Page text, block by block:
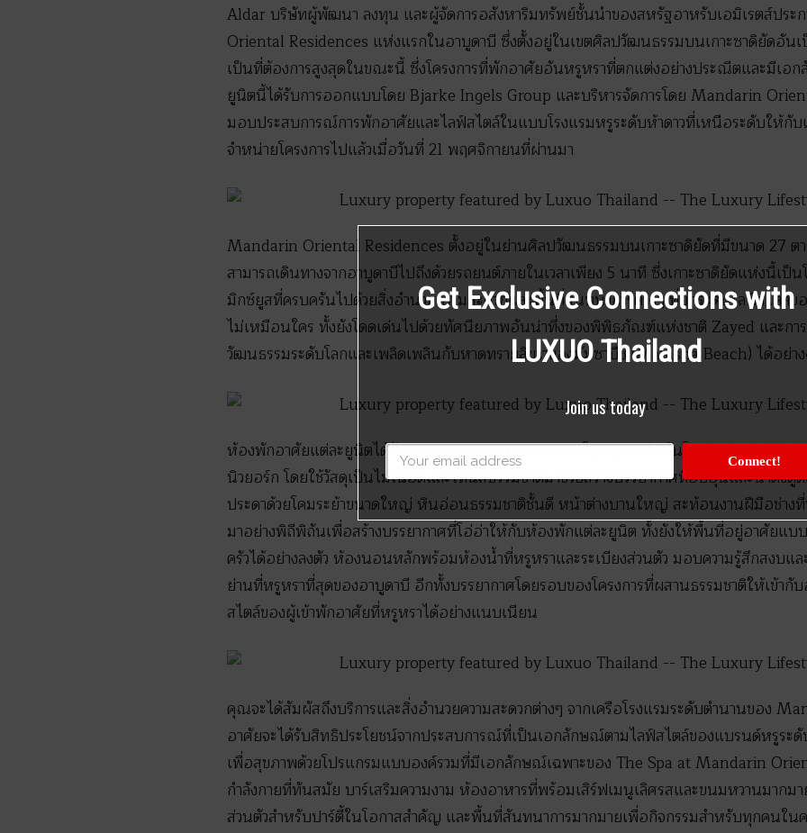
Aldar บริษัทผู้พัฒนา ลงทุน และผู้จัดการอสังหาริมทรัพย์ชั้นนำของสหรัฐอาหรับเอมิเรตส์ประ
Oriental Residences แห่งแรกในอาบูดาบี ซึ่งตั้งอยู่ในเขตศิลปวัฒนธรรมบนเกาะซาดิยัดอัน
เป็นที่ต้องการสูงสุดในขณะนี้ ซึ่งโครงการที่พักอาศัยอันหรูหราที่ตกแต่งอย่างประณีตและมีเอ
ยูนิตนี้ได้รับการออกแบบโดย Bjarke Ingels Group และบริหารจัดการโดย Mandarin
มอบประสบการณ์การพักอาศัยและไลฟ์สไตล์ในแบบโรงแรมหรูระดับห้าดาวที่เหนือระดับให้กับ
จำหน่ายโครงการไปแล้วเมื่อวันที่ 21 พฤศจิกายนที่ผ่านมา
Mandarin Oriental Residences ตั้งอยู่ในย่านศิลปวัฒนธรรมบนเกาะซาดิยัดที่มีขนาด 27 ตา
สามารถเดินทางจากอาบูดาบีไปถึงด้วยรถยนต์ภายในเวลาเพียง 5 นาที ซึ่งเกาะซาดิยัดแห่งนี้เป็
มิกซ์ยูสที่ครบครันไปด้วยสิ่งอำนวยความสะดวกและพื้นที่สันทนาการต่างๆ ที่ยกระดับไลฟ์สไตล์
ไม่เหมือนใคร ทั้งยังโดดเด่นไปด้วยทัศนียภาพอันน่าทึ่งของพิพิธภัณฑ์แห่งชาติ Zayed และการ
วัฒนธรรมระดับโลกและเพลิดเพลินกับหาดทรายสีขาวของมัมซาบีช (Mamsha Beach) ได้อย่าง
ห้องพักอาศัยแต่ละยูนิตได้รับการออกแบบและตกแต่งภายในอย่างพิถีพิถันโดย ลิเลียน วู
นิวยอร์ก โดยใช้วัสดุเป็นไม้เนื้อดีและโทนสีธรรมชาติมาช่วยสร้างบรรยากาศที่อบอุ่นและน่าดึง
ประดาด้วยโคมระย้าขนาดใหญ่ หินอ่อนธรรมชาติชั้นดี หน้าต่างบานใหญ่ สะท้อนงานฝีมือช่าง
มาอย่างพิถีพิถันเพื่อสร้างบรรยากาศที่โอ่อ่าให้กับห้องพักแต่ละยูนิต ทั้งยังให้พื้นที่อยู่อาศัยแบ
ครัวได้อย่างลงตัว ห้องนอนหลักพร้อมห้องน้ำที่หรูหราและระเบียงส่วนตัว มอบความรู้สึกสงบแ
ย่านที่หรูหราที่สุดของอาบูดาบี อีกทั้งบรรยากาศโดยรอบของโครงการที่ผสานธรรมชาติให้เข้ากั
สไตล์ของผู้เข้าพักอาศัยที่หรูหราได้อย่างแนบเนียน
คุณจะได้สัมผัสถึงบริการและสิ่งอำนวยความสะดวกต่างๆ จากเครือโรงแรมระดับตำนานของ
อาศัยจะได้รับสิทธิประโยชน์จากประสบการณ์ที่เป็นเอกลักษณ์ตามไลฟ์สไตล์ของแบรนด์หรูระดั
เพื่อสุขภาพด้วยโปรแกรมแบบองค์รวมที่มีเอกลักษณ์เฉพาะของ The Spa at Mandarin
กำลังกายที่ทันสมัย บาร์เสริมความงาม ห้องอาหารที่พร้อมเสิร์ฟเมนูเลิศรสและขนมหวานมาก
ส่วนตัวสำหรับปาร์ตี้ในโอกาสสำคัญ และพื้นที่สันทนาการมากมายเพื่อกิจกรรมสำหรับทุกคนใน
Get Exclusive Connections with
LUXUO Thailand
Join us today
Connect!